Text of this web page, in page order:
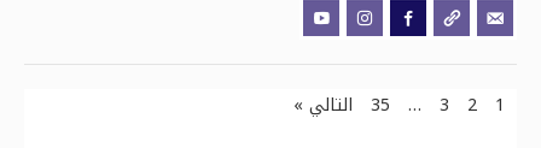
1
2
3
…
35 التالي »